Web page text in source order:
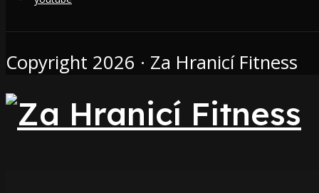
Copyright 2026 · Za Hranicí Fitness